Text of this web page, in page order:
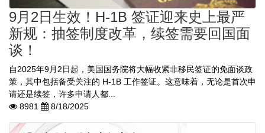
9月2日生效！H-1B 签证迎来史上最严
新规：抽签制度改革，续签需要回国面
谈！
自2025年9月2日起，美国国务院将大幅收紧非移民签证的免面谈政
策，其中包括备受关注的 H-1B 工作签证。这意味着，无论是首次申
请还是续签，许多申请人都...
8981
8/18/2025